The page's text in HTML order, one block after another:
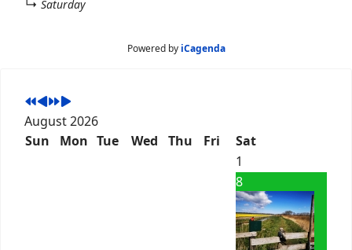
↳ Saturday
Powered by iCagenda
August 2026
Sun
Mon Tue Wed Thu Fri
Sat
1
8